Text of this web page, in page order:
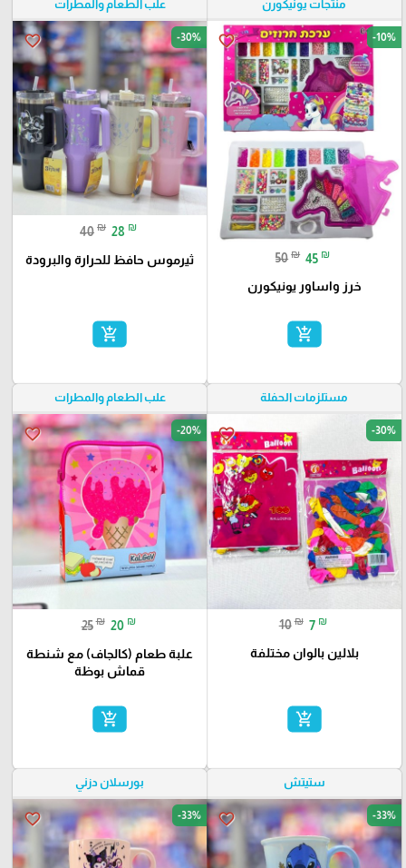
منتجات يونيكورن
favorite_border -10%
50 ₪ 45 ₪
خرز واساور يونيكورن
add_shopping_cart
علب الطعام والمطرات
favorite_border -30%
40 ₪ 28 ₪
ثيرموس حافظ للحرارة والبرودة
add_shopping_cart
مستلزمات الحفلة
favorite_border -30%
10 ₪ 7 ₪
بلالين بالوان مختلفة
add_shopping_cart
علب الطعام والمطرات
favorite_border -20%
25 ₪ 20 ₪
علبة طعام (كالجاف) مع شنطة
قماش بوظة
add_shopping_cart
ستيتش
favorite_border -33%
بورسلان دزني
favorite_border -33%